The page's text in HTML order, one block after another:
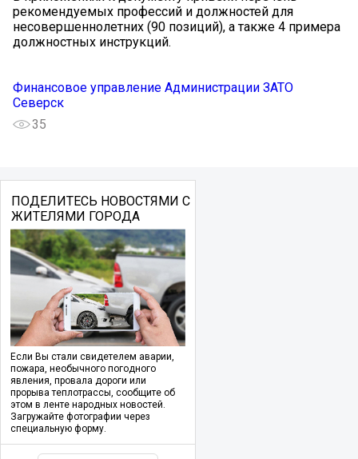
рекомендуемых профессий и должностей для
несовершеннолетних (90 позиций), а также 4 примера
должностных инструкций.
Финансовое управление Администрации ЗАТО
Северск
35
ПОДЕЛИТЕСЬ НОВОСТЯМИ С
ЖИТЕЛЯМИ ГОРОДА
Если Вы стали свидетелем аварии,
пожара, необычного погодного
явления, провала дороги или
прорыва теплотрассы, сообщите об
этом в ленте народных новостей.
Загружайте фотографии через
специальную форму.